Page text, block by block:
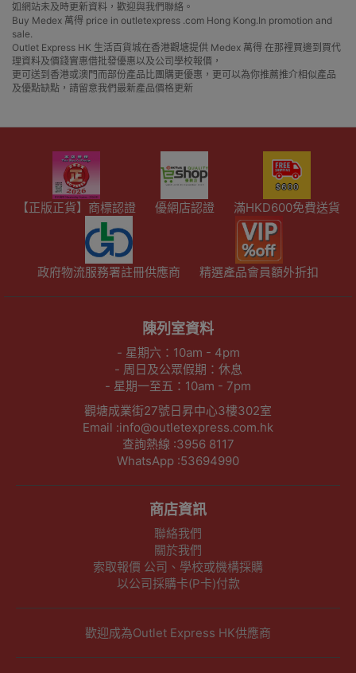
如網站未及時更新資料，歡迎與我們聯絡。
Buy Medex 萬得 price in outletexpress .com Hong Kong.In promotion and
sale.
Outlet Express HK 生活百貨城在香港觀塘提供 Medex 萬得 在那裡買邊到買代
理資料及價錢實惠借批發優惠以及公司學校報價，
更可送到香港或澳門而部份產品比團購更優惠，更可以為你推薦推介相似產品
及優點缺點，請留意我們最新產品價格更新
【正版正貨】商標認證 優網店認證 滿HKD600免費送貨
政府物流服務署註冊供應商 精選產品會員額外折扣
陳列室資料
- 星期六：10am - 4pm
- 周日及公眾假期：休息
- 星期一至五：10am - 7pm
觀塘成業街27號日昇中心3樓302室
Email :info@outletexpress.com.hk
查詢熱線 :3956 8117
WhatsApp :53694990
商店資訊
聯絡我們
關於我們
索取報價 公司、學校或機構採購
以公司採購卡(P卡)付款
歡迎成為Outlet Express HK供應商